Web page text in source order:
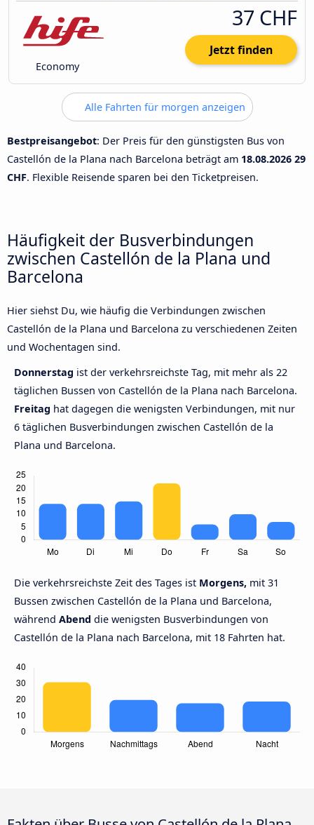
Economy
37 CHF
Jetzt finden
Alle Fahrten für morgen anzeigen
Bestpreisangebot: Der Preis für den günstigsten Bus von
Castellón de la Plana nach Barcelona beträgt am 18.08.2026 29
CHF. Flexible Reisende sparen bei den Ticketpreisen.
Häufigkeit der Busverbindungen
zwischen Castellón de la Plana und
Barcelona
Hier siehst Du, wie häufig die Verbindungen zwischen
Castellón de la Plana und Barcelona zu verschiedenen Zeiten
und Wochentagen sind.
Donnerstag ist der verkehrsreichste Tag, mit mehr als 22
täglichen Bussen von Castellón de la Plana nach Barcelona.
Freitag hat dagegen die wenigsten Verbindungen, mit nur
6 täglichen Busverbindungen zwischen Castellón de la
Plana und Barcelona.
Die verkehrsreichste Zeit des Tages ist Morgens, mit 31
Bussen zwischen Castellón de la Plana und Barcelona,
während Abend die wenigsten Busverbindungen von
Castellón de la Plana nach Barcelona, mit 18 Fahrten hat.